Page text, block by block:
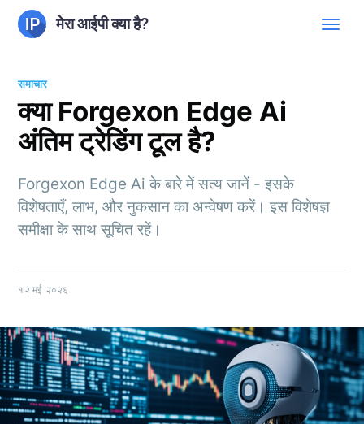
मेरा आईपी क्या है?
समाचार
क्या Forgexon Edge Ai
अंतिम ट्रेडिंग टूल है?
Forgexon Edge Ai के बारे में सत्य जानें - इसके
विशेषताएँ, लाभ, और नुकसान का अन्वेषण करें। इस विशेषज्ञ
समीक्षा के साथ सूचित रहें।
१२ मई २०२६